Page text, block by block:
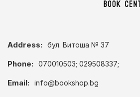
Address: бул. Витоша № 37
Phone: 070010503; 029508337;
Email: info@bookshop.bg